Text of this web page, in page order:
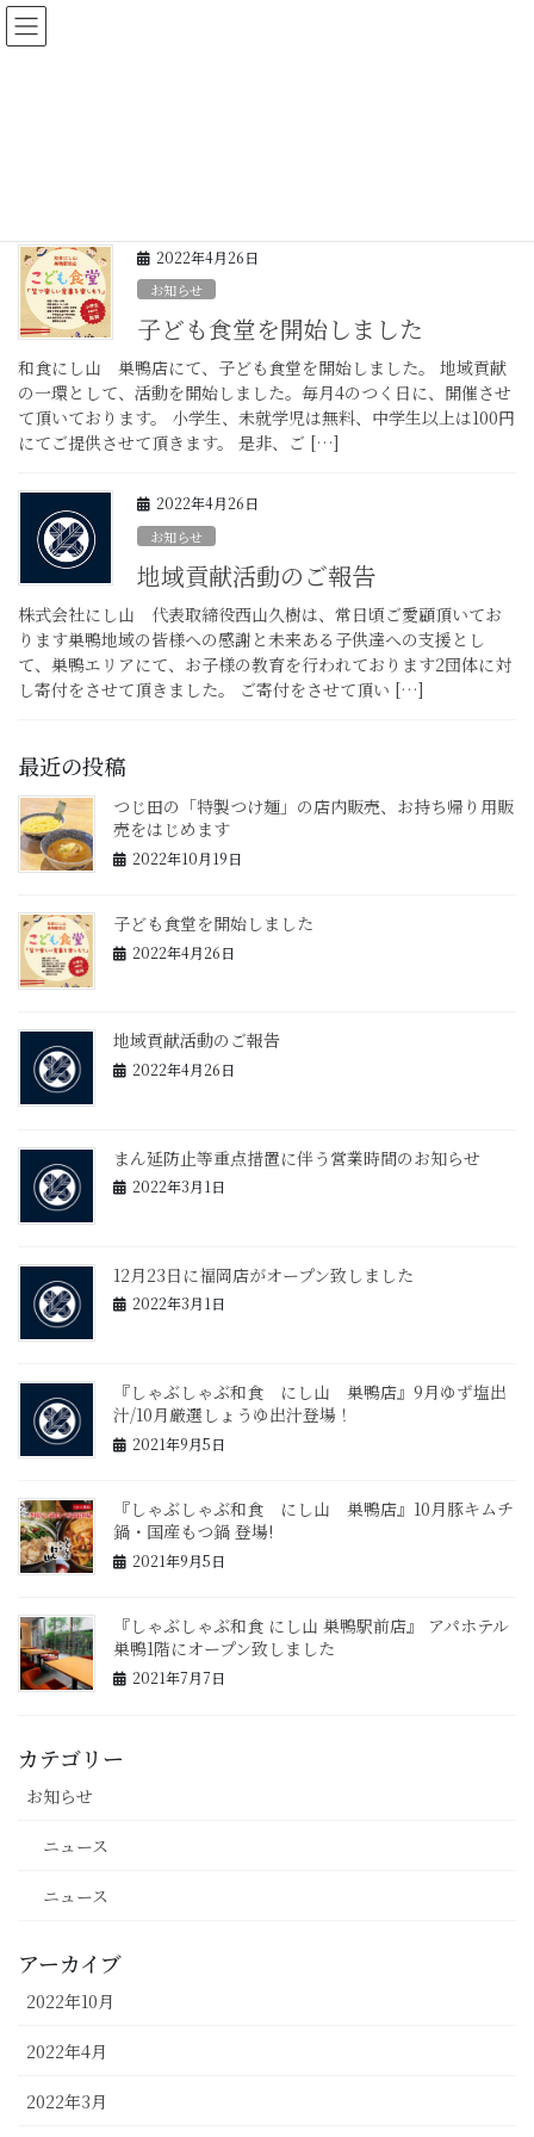
コ
ン
ナ
ビ
動
2022年4月26日
お知らせ
子ども食堂を開始しました
和食にし山 巣鴨店にて、子ども食堂を開始しました。 地域貢献
の一環として、活動を開始しました。毎月4のつく日に、開催させ
て頂いております。 小学生、未就学児は無料、中学生以上は100円
にてご提供させて頂きます。 是非、ご […]
2022年4月26日
お知らせ
地域貢献活動のご報告
株式会社にし山 代表取締役西山久樹は、常日頃ご愛顧頂いてお
ります巣鴨地域の皆様への感謝と未来ある子供達への支援とし
て、巣鴨エリアにて、お子様の教育を行われております2団体に対
し寄付をさせて頂きました。 ご寄付をさせて頂い […]
最近の投稿
つじ田の「特製つけ麺」の店内販売、お持ち帰り用販
売をはじめます
2022年10月19日
子ども食堂を開始しました
2022年4月26日
地域貢献活動のご報告
2022年4月26日
まん延防止等重点措置に伴う営業時間のお知らせ
2022年3月1日
12月23日に福岡店がオープン致しました
2022年3月1日
『しゃぶしゃぶ和食 にし山 巣鴨店』9月ゆず塩出
汁/10月厳選しょうゆ出汁登場！
2021年9月5日
『しゃぶしゃぶ和食 にし山 巣鴨店』10月豚キムチ
鍋・国産もつ鍋 登場!
2021年9月5日
『しゃぶしゃぶ和食 にし山 巣鴨駅前店』 アパホテル
巣鴨1階にオープン致しました
2021年7月7日
カテゴリー
お知らせ
ニュース
ニュース
アーカイブ
2022年10月
2022年4月
2022年3月